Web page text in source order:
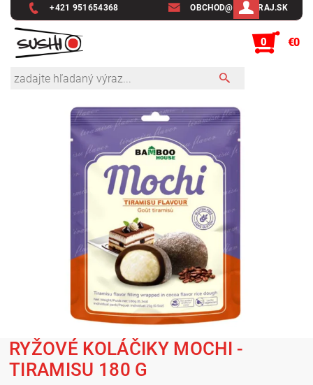
+421 951654368 OBCHOD@SUSHIRAJ.SK
0 €0
RYŽOVÉ KOLÁČIKY MOCHI -
TIRAMISU 180 G